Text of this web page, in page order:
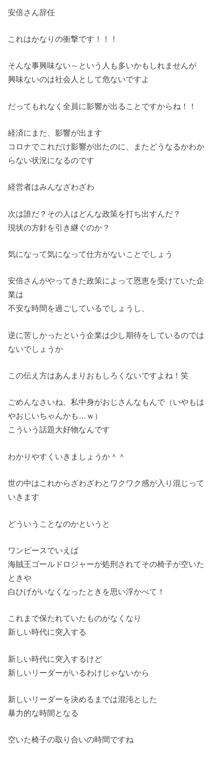
安倍さん辞任
これはかなりの衝撃です！！！
そんな事興味ない～という人も多いかもしれませんが
興味ないのは社会人として危ないですよ
だってもれなく全員に影響が出ることですからね！！
経済にまた、影響が出ます
コロナでこれだけ影響が出たのに、またどうなるかわか
らない状況になるのです
経営者はみんなざわざわ
次は誰だ？その人はどんな政策を打ち出すんだ？
現状の方針を引き継ぐのか？
気になって気になって仕方がないことでしょう
安倍さんがやってきた政策によって恩恵を受けていた企
業は
不安な時間を過ごしているでしょうし、
逆に苦しかったという企業は少し期待をしているのでは
ないでしょうか
この伝え方はあんまりおもしろくないですよね！笑
ごめんなさいね、私中身がおじさんなもんで（いやもは
やおじいちゃんかも…ｗ）
こういう話題大好物なんです
わかりやすくいきましょうか＾＾
世の中はこれからざわざわとワクワク感が入り混じって
いきます
どういうことなのかというと
ワンピースでいえば
海賊王ゴールドロジャーが処刑されてその椅子が空いた
ときや
白ひげがいなくなったときを思い浮かべて！
これまで保たれていたものがなくなり
新しい時代に突入する
新しい時代に突入するけど
新しいリーダーがいるわけじゃないから
新しいリーダーを決めるまでは混沌とした
暴力的な時間となる
空いた椅子の取り合いの時間ですね